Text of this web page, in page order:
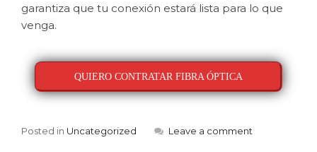
garantiza que tu conexión estará lista para lo que
venga.
QUIERO CONTRATAR FIBRA ÓPTICA
Posted in Uncategorized Leave a comment